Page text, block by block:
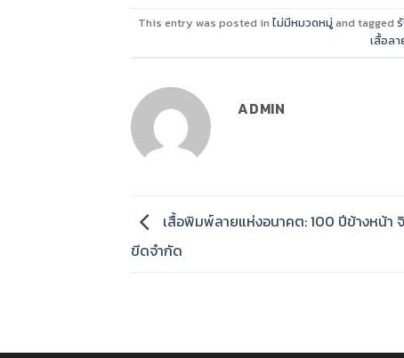
This entry was posted inไม่มีหมวดหมู่and tagged
เสื้อล
ADMIN
เสื้อพิมพ์ลายแห่งอนาคต: 100 ปีข้างหน้า
ขีดจำกัด